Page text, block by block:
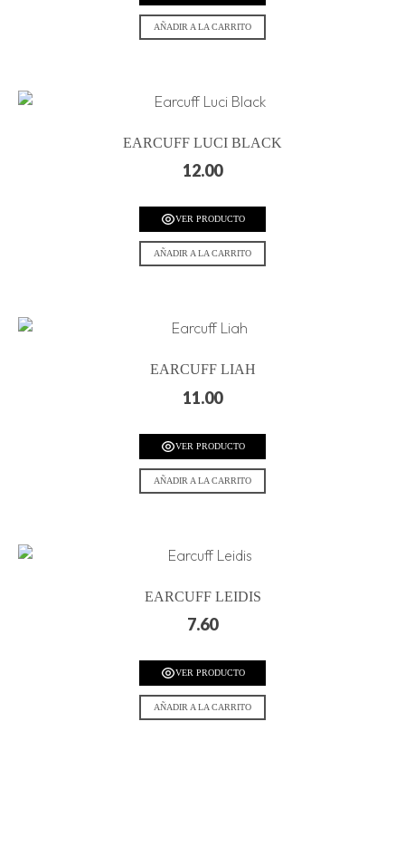
AÑADIR A LA CARRITO
EARCUFF LUCI BLACK
12.00
VER PRODUCTO
AÑADIR A LA CARRITO
EARCUFF LIAH
11.00
VER PRODUCTO
AÑADIR A LA CARRITO
EARCUFF LEIDIS
7.60
VER PRODUCTO
AÑADIR A LA CARRITO